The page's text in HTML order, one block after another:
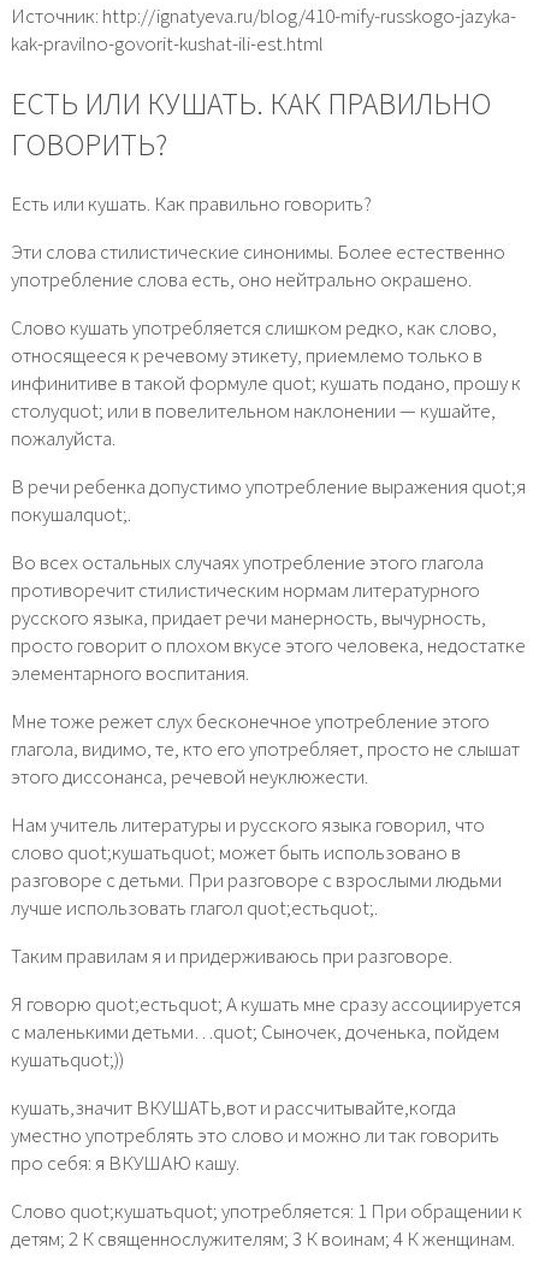
Источник: http://ignatyeva.ru/blog/410-mify-russkogo-jazyka-
kak-pravilno-govorit-kushat-ili-est.html
ЕСТЬ ИЛИ КУШАТЬ. КАК ПРАВИЛЬНО
ГОВОРИТЬ?
Есть или кушать. Как правильно говорить?
Эти слова стилистические синонимы. Более естественно
употребление слова есть, оно нейтрально окрашено.
Слово кушать употребляется слишком редко, как слово,
относящееся к речевому этикету, приемлемо только в
инфинитиве в такой формуле quot; кушать подано, прошу к
столуquot; или в повелительном наклонении — кушайте,
пожалуйста.
В речи ребенка допустимо употребление выражения quot;я
покушалquot;.
Во всех остальных случаях употребление этого глагола
противоречит стилистическим нормам литературного
русского языка, придает речи манерность, вычурность,
просто говорит о плохом вкусе этого человека, недостатке
элементарного воспитания.
Мне тоже режет слух бесконечное употребление этого
глагола, видимо, те, кто его употребляет, просто не слышат
этого диссонанса, речевой неуклюжести.
Нам учитель литературы и русского языка говорил, что
слово quot;кушатьquot; может быть использовано в
разговоре с детьми. При разговоре с взрослыми людьми
лучше использовать глагол quot;естьquot;.
Таким правилам я и придерживаюсь при разговоре.
Я говорю quot;естьquot; А кушать мне сразу ассоциируется
с маленькими детьми…quot; Сыночек, доченька, пойдем
кушатьquot;))
кушать,значит ВКУШАТЬ,вот и рассчитывайте,когда
уместно употреблять это слово и можно ли так говорить
про себя: я ВКУШАЮ кашу.
Слово quot;кушатьquot; употребляется: 1 При обращении к
детям; 2 К священнослужителям; 3 К воинам; 4 К женщинам.